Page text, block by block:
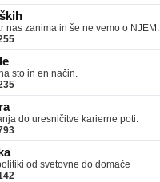
nas zanima in še ne vemo o NJEM.
sto in en način.
do uresničitve karierne poti.
od svetovne do domače